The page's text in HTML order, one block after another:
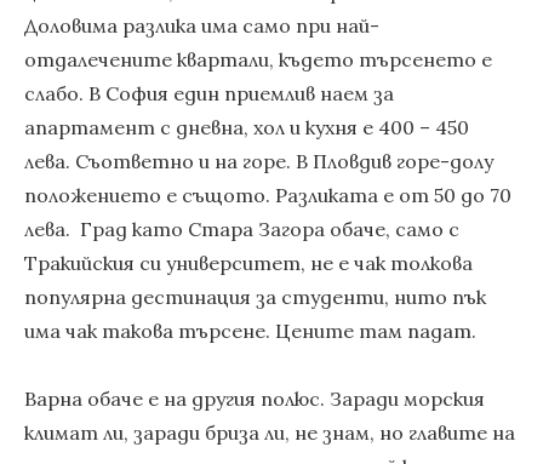
Доловима разлика има само при най-
отдалечените квартали, където търсенето е
слабо. В София един приемлив наем за
апартамент с дневна, хол и кухня е 400 – 450
лева. Съответно и на горе. В Пловдив горе-долу
положението е същото. Разликата е от 50 до 70
лева. Град като Стара Загора обаче, само с
Тракийския си университет, не е чак толкова
популярна дестинация за студенти, нито пък
има чак такова търсене. Цените там падат.
Варна обаче е на другия полюс. Заради морския
климат ли, заради бриза ли, не знам, но главите на